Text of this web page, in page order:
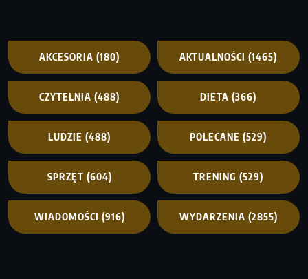
AKCESORIA (180) AKTUALNOŚCI (1465)
CZYTELNIA (488) DIETA (366)
LUDZIE (488) POLECANE (529)
SPRZĘT (604) TRENING (529)
WIADOMOŚCI (916) WYDARZENIA (2855)